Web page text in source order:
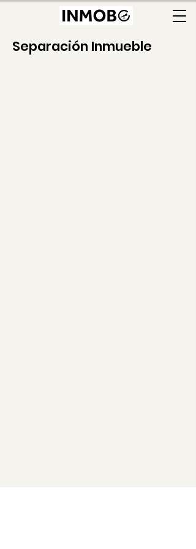
Separación Inmueble